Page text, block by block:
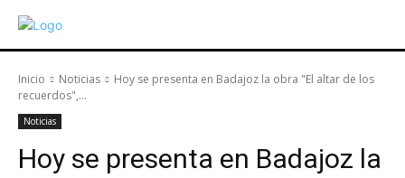
Inicio Noticias
Hoy se presenta en Badajoz la obra "El altar de los
recuerdos",...
Noticias
Hoy se presenta en Badajoz la